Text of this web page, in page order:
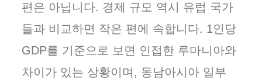
편은 아닙니다. 경제 규모 역시 유럽 국가
들과 비교하면 작은 편에 속합니다. 1인당
GDP를 기준으로 보면 인접한 루마니아와
차이가 있는 상황이며, 동남아시아 일부